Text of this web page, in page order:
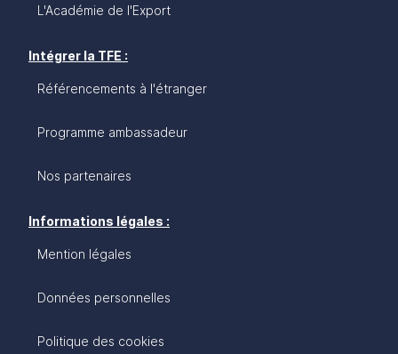
L'Académie de l'Export
Intégrer la TFE :
Référencements à l'étranger
Programme ambassadeur
Nos partenaires
Informations légales :
Mention légales
Données personnelles
Politique des cookies